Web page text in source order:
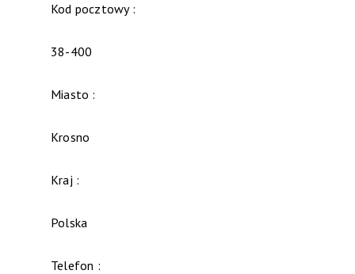
Kod pocztowy :
38-400
Miasto :
Krosno
Kraj :
Polska
Telefon :